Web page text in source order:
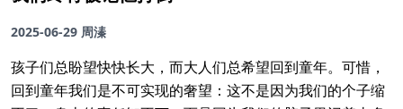
2025-06-29 周溱
孩子们总盼望快快长大，而大人们总希望回到童年。可惜，
回到童年我们是不可实现的奢望：这不是因为我们的个子缩